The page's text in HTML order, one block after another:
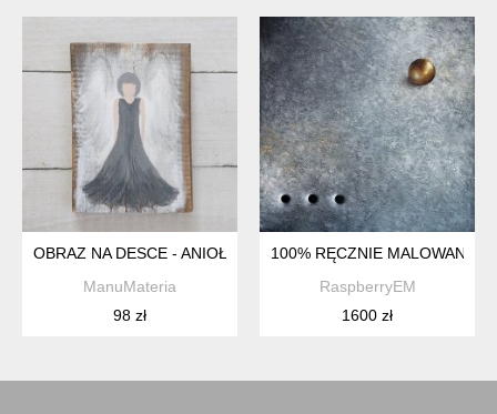
OBRAZ NA DESCE - ANIOŁ W SZAROŚCI
ManuMateria
98 zł
100% RĘCZNIE MALOWANA
RaspberryEM
1600 zł